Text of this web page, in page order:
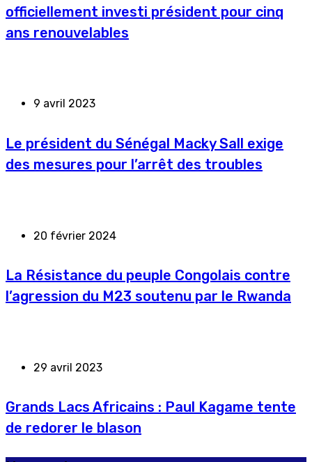
officiellement investi président pour cinq
ans renouvelables
9 avril 2023
Le président du Sénégal Macky Sall exige
des mesures pour l’arrêt des troubles
20 février 2024
La Résistance du peuple Congolais contre
l’agression du M23 soutenu par le Rwanda
29 avril 2023
Grands Lacs Africains : Paul Kagame tente
de redorer le blason